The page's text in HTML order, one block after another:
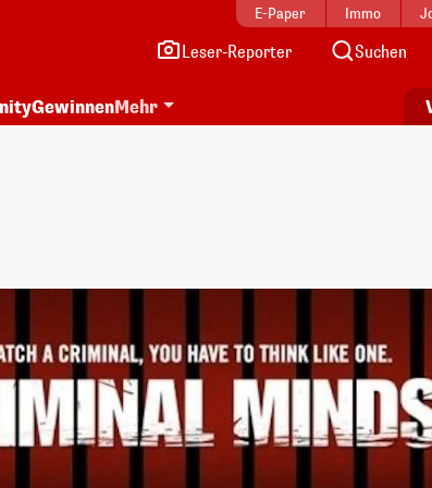
E-Paper Immo
Leser-Reporter Suchen
GewinnenMehr